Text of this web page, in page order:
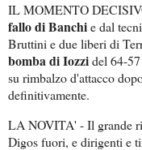
IL MOMENTO
fallo di Banchie dal
Bruttini e due liberi di
bomba di Iozzidel 64-
su rimbalzo d'attacco
definitivamente.
LA NOVITA' - Il grande
Digos fuori, e dirigenti e